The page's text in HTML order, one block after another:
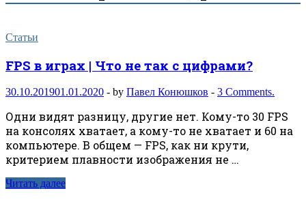
Статьи
FPS в играх | Что не так с цифрами?
30.10.201901.01.2020 - by Павел Конюшков - 3 Comments.
Одни видят разницу, другие нет. Кому-то 30 FPS
на консолях хватает, а кому-то не хватает и 60 на
компьютере. В общем — FPS, как ни крути,
критерием плавности изображения не …
Читать далее